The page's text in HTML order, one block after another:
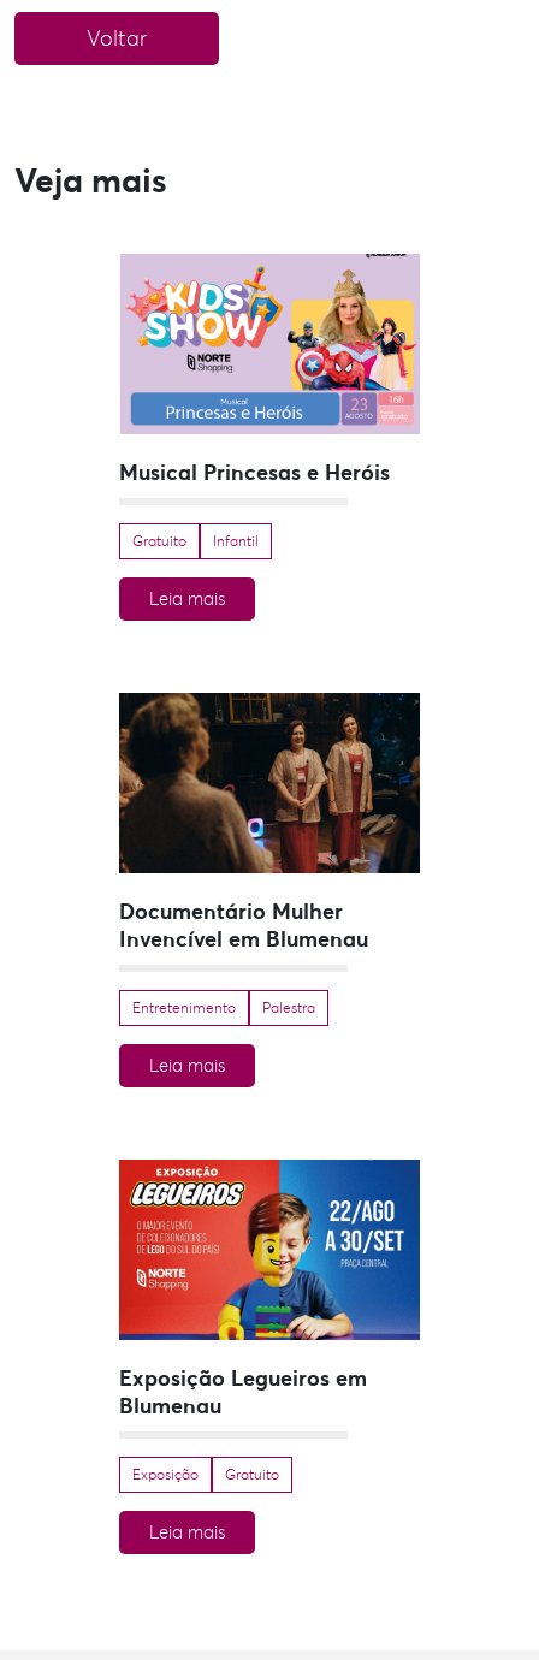
Voltar
Veja mais
Musical Princesas e Heróis
Gratuito Infantil
Leia mais
Documentário Mulher
Invencível em Blumenau
Entretenimento Palestra
Leia mais
Exposição Legueiros em
Blumenau
Exposição Gratuito
Leia mais